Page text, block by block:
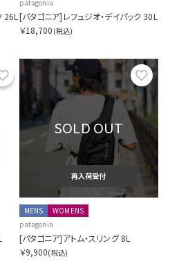
26L
patagonia
[パタゴニア]レフュジオ・デイパック 30L
￥18,700 (税込)
お気に入り お気
SOLD OUT
再入荷受付
MENS
WOMENS
patagonia
[パタゴニア]アトム・スリング 8L
￥9,900(税込)